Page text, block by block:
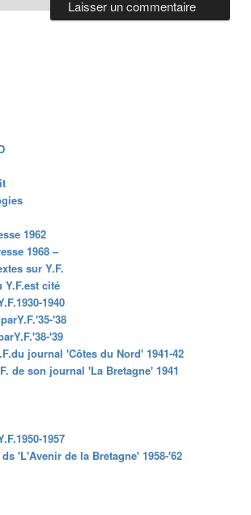
1962
1968 –
sur Y.F.
Y.F.est cité
1940
'38
'39
journal 'Côtes du Nord' 1941-42
de son journal 'La Bretagne' 1941
1957
'L'Avenir de la Bretagne' 1958-'62